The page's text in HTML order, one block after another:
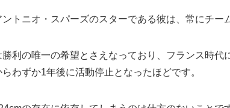
トニオ・スパーズのスターである彼は、常にチー
勝利の唯一の希望とさえなっており、フランス時
わずか1年後に活動停止となったほどです。